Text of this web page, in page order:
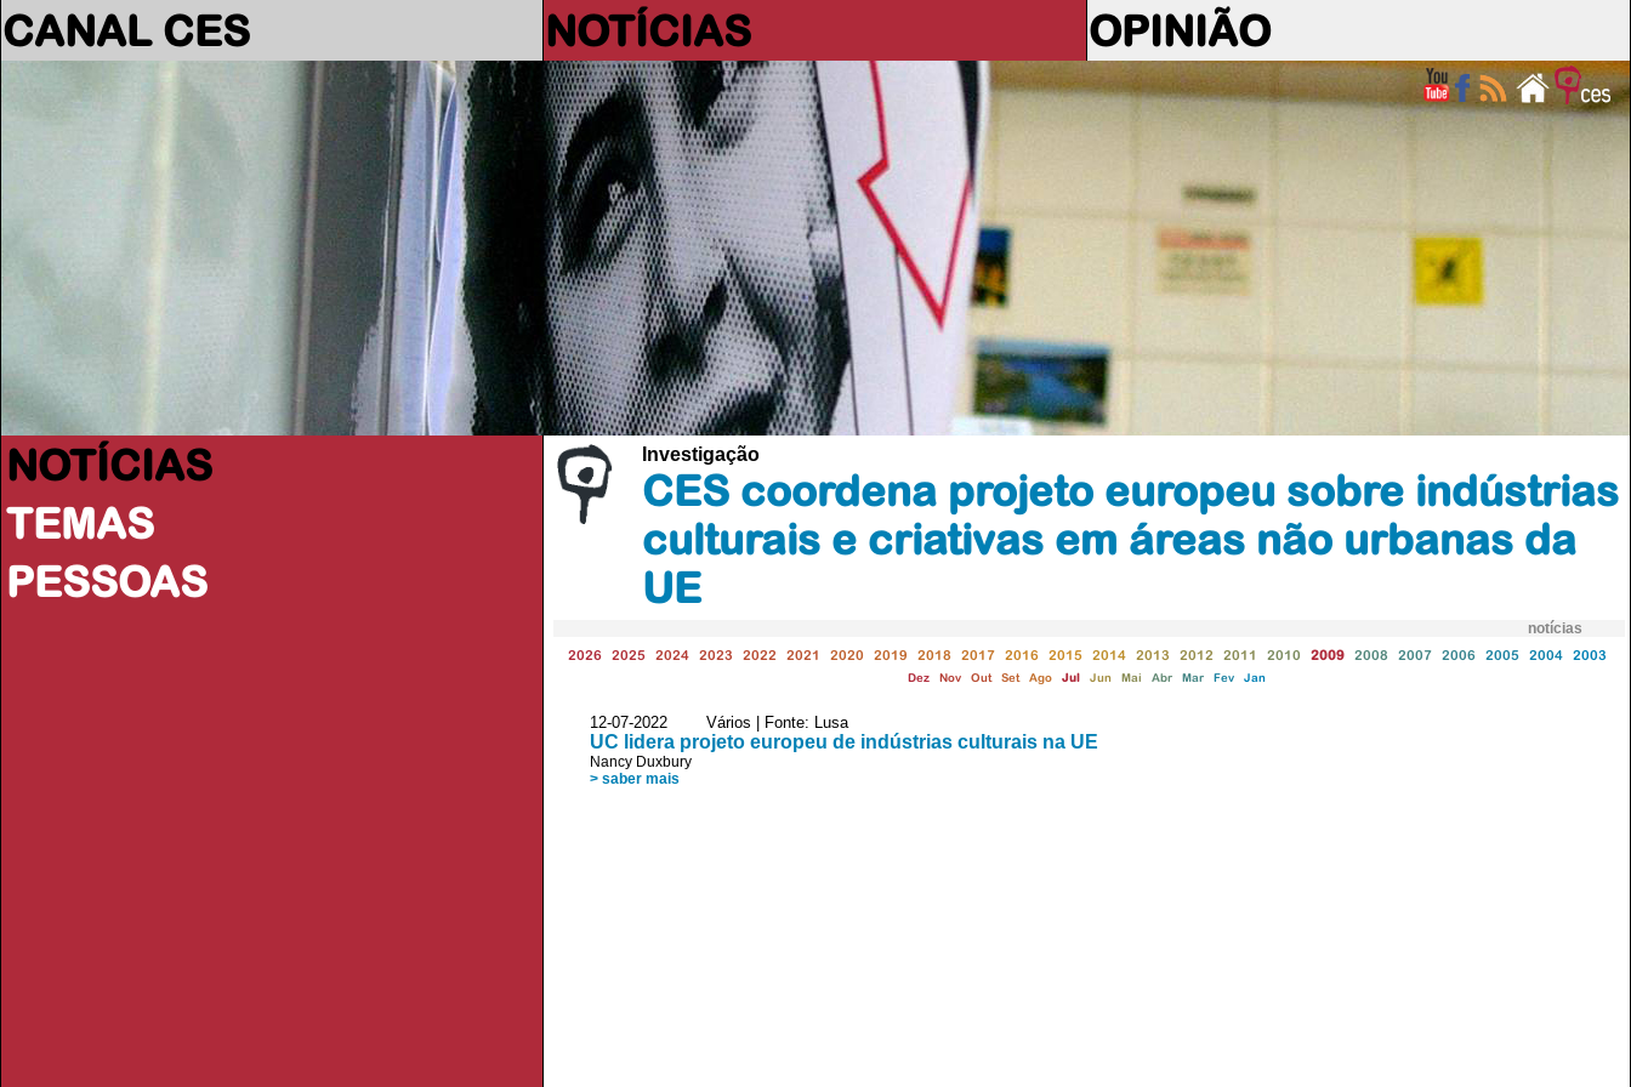
CANAL CES NOTÍCIAS OPINIÃO
NOTÍCIAS
TEMAS
PESSOAS
Investigação
CES coordena projeto europeu sobre indústrias
culturais e criativas em áreas não urbanas da
UE
notícias
2026 2025 2024 2023 2022 2021 2020 2019 2018 2017 2016 2015 2014 2013 2012 2011 2010 2009 2008 2007 2006 2005 2004 2003
Dez Nov Out Set Ago Jul Jun Mai Abr Mar Fev Jan
12-07-2022 Vários | Fonte: Lusa
UC lidera projeto europeu de indústrias culturais na UE
Nancy Duxbury
> saber mais